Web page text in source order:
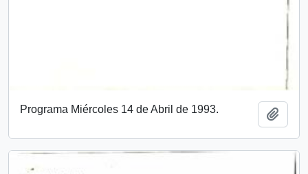
Programa Miércoles 14 de Abril de 1993.